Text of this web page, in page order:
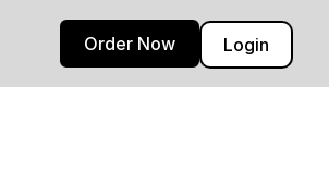
Login
Order Now